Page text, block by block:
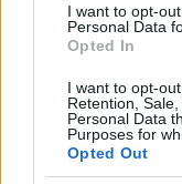
I want to opt-
Personal Data
Opted In
I want to opt-
Retention,
Personal Data
Purposes for
Opted Out
Legjobb férfi